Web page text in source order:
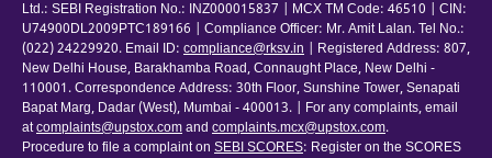
Ltd.: SEBI Registration No.: INZ000015837 | MCX TM Code: 46510 | CIN:
U74900DL2009PTC189166 | Compliance Officer: Mr. Amit Lalan. Tel No.:
(022) 24229920. Email ID: compliance@rksv.in
| Registered Address: 807,
New Delhi House, Barakhamba Road, Connaught Place, New Delhi -
110001. Correspondence Address: 30th Floor, Sunshine Tower, Senapati
Bapat Marg, Dadar (West), Mumbai - 400013. | For any complaints, email
atcomplaints@upstox.comand complaints.mcx@upstox.com.
Procedure to file a complaint on SEBI SCORES: Register on the SCORES